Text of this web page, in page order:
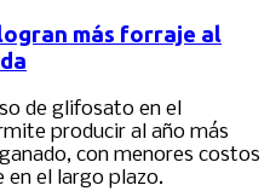
más forraje al
de glifosato en el
producir al año más
con menores costos
en el largo plazo.